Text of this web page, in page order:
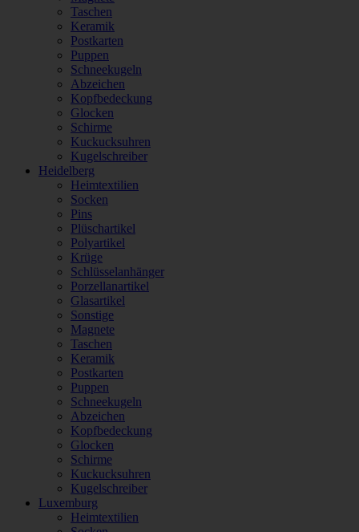
Taschen
Keramik
Postkarten
Puppen
Schneekugeln
Abzeichen
Kopfbedeckung
Glocken
Schirme
Kuckucksuhren
Kugelschreiber
Heidelberg
Heimtextilien
Socken
Pins
Plüschartikel
Polyartikel
Krüge
Schlüsselanhänger
Porzellanartikel
Glasartikel
Sonstige
Magnete
Taschen
Keramik
Postkarten
Puppen
Schneekugeln
Abzeichen
Kopfbedeckung
Glocken
Schirme
Kuckucksuhren
Kugelschreiber
Luxemburg
Heimtextilien